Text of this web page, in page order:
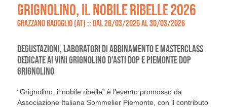
GRIGNOLINO, IL NOBILE RIBELLE 2026
GRAZZANO BADOGLIO (AT) :: DAL 28/03/2026 AL 30/03/2026
DEGUSTAZIONI, LABORATORI DI ABBINAMENTO E MASTERCLASS
DEDICATE AI VINI GRIGNOLINO D’ASTI DOP E PIEMONTE DOP
GRIGNOLINO
“Grignolino, il nobile ribelle” è l’evento promosso da
Associazione Italiana Sommelier Piemonte , con il contributo